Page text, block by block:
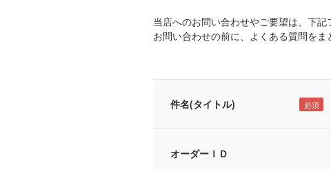
当店へのお問い合わせやご要望は、下
お問い合わせの前に、よくある質問をま
件名(タイトル)
オーダーＩＤ